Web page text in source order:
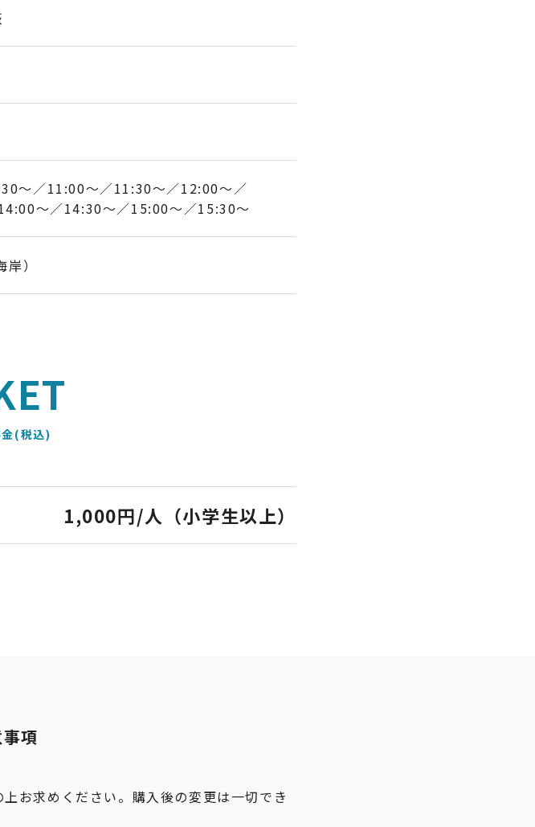
～ 11:00～ 11:30～
12:00～
～ 14:30～ 15:00～ 15:30～
）
1,000円/人（小学生以上）
項
お求めください。購入後の変更は一切でき